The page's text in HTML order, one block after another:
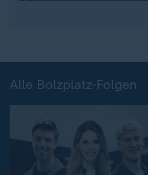
Alle Bolzplatz-Folgen